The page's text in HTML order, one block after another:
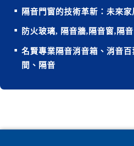
隔音門窗的技術革新：未來
防火玻璃, 隔音牆,隔音窗,隔
名賢專業隔音消音箱、消音
間、隔音